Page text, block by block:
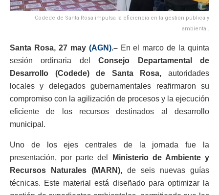
Codede de Santa Rosa impulsa la eficiencia en la gestión pública y
ambiental.
Santa Rosa, 27 may (AGN).–En el marco de la quinta
sesión ordinaria delConsejo Departamental de
Desarrollo (Codede) de Santa Rosa, autoridades
locales y delegados gubernamentales reafirmaron su
compromiso con la agilización de procesos y la ejecución
eficiente de los recursos destinados al desarrollo
municipal.
Uno de los ejes centrales de la jornada fue la
presentación, por parte del
Ministerio de Ambiente y
Recursos Naturales (MARN), de seis nuevas guías
técnicas. Este material está diseñado para optimizar la